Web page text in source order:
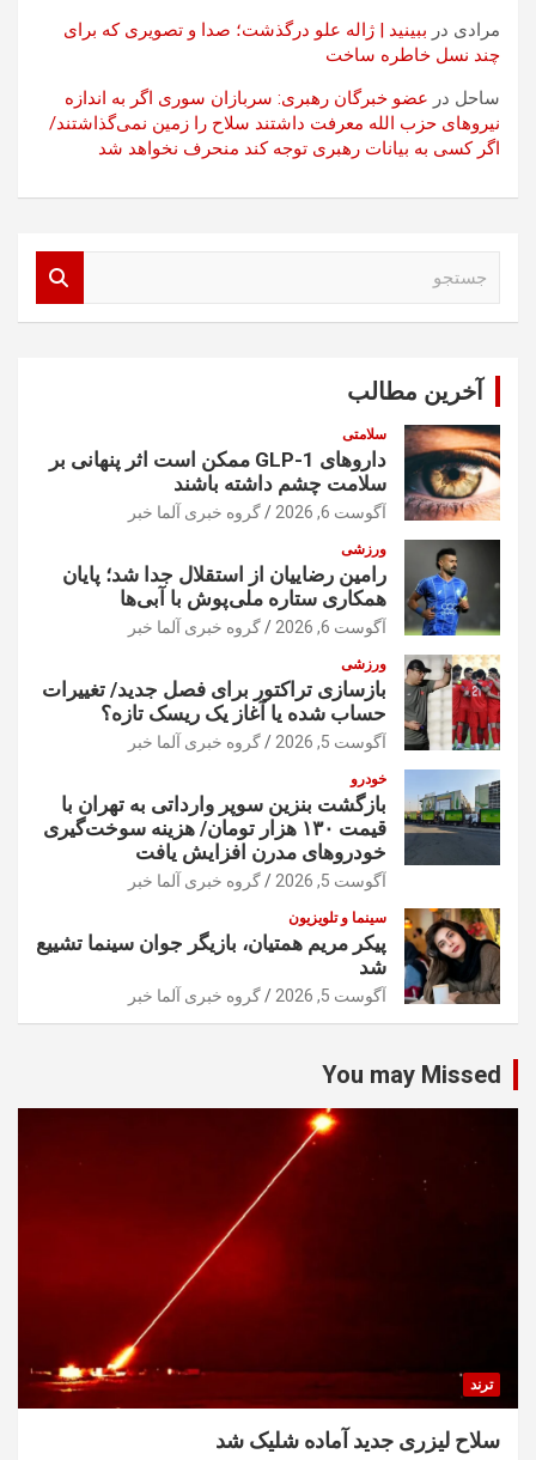
مرادی در ببینید | ژاله علو درگذشت؛ صدا و تصویری که برای
چند نسل خاطره ساخت
ساحل در عضو خبرگان رهبری: سربازان سوری اگر به اندازه
نیروهای حزب الله معرفت داشتند سلاح را زمین نمی‌گذاشتند/
اگر کسی به بیانات رهبری توجه کند منحرف نخواهد شد
آخرین مطالب
سلامتی
داروهای GLP-1 ممکن است اثر پنهانی بر
سلامت چشم داشته باشند
آگوست 6, 2026 گروه خبری آلما خبر
ورزشی
رامین رضاییان از استقلال جدا شد؛ پایان
همکاری ستاره ملی‌پوش با آبی‌ها
آگوست 6, 2026 گروه خبری آلما خبر
ورزشی
بازسازی تراکتور برای فصل جدید/ تغییرات
حساب شده یا آغاز یک ریسک تازه؟
آگوست 5, 2026 گروه خبری آلما خبر
خودرو
بازگشت بنزین سوپر وارداتی به تهران با
قیمت ۱۳۰ هزار تومان/ هزینه سوخت‌گیری
خودرو‌های مدرن افزایش یافت
آگوست 5, 2026 گروه خبری آلما خبر
سینما و تلویزیون
پیکر مریم همتیان، بازیگر جوان سینما تشییع
شد
آگوست 5, 2026 گروه خبری آلما خبر
You may Missed
ترند
سلاح لیزری جدید آماده شلیک شد